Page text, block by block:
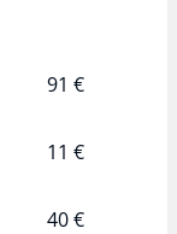
91 €
11 €
40 €